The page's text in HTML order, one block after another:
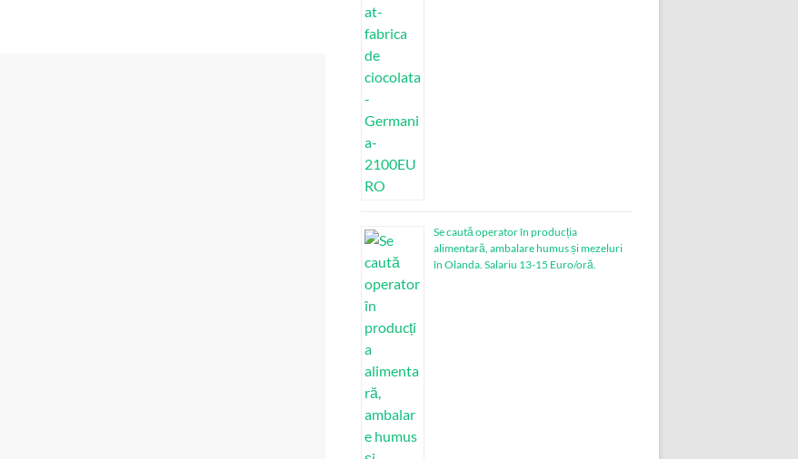
Se caută operator în producția
alimentară, ambalare humus și mezeluri
în Olanda. Salariu 13-15 Euro/oră.